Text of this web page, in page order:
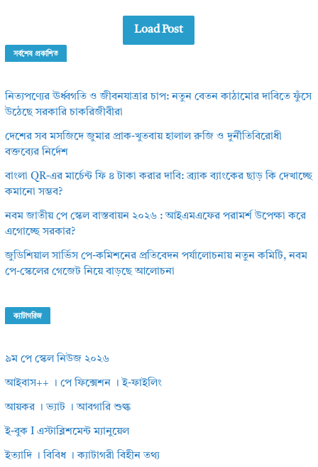
Load Post
সর্বশেষ প্রকাশিত
নিত্যপণ্যের ঊর্ধ্বগতি ও জীবনযাত্রার চাপ: নতুন বেতন কাঠামোর দাবিতে ফুঁসে
উঠেছে সরকারি চাকরিজীবীরা
দেশের সব মসজিদে জুমার প্রাক-খুতবায় হালাল রুজি ও দুর্নীতিবিরোধী
বক্তব্যের নির্দেশ
বাংলা QR-এর মার্চেন্ট ফি ৪ টাকা করার দাবি: ব্র্যাক ব্যাংকের ছাড় কি দেখাচ্ছে
কমানো সম্ভব?
নবম জাতীয় পে স্কেল বাস্তবায়ন ২০২৬ : আইএমএফের পরামর্শ উপেক্ষা করে
এগোচ্ছে সরকার?
জুডিশিয়াল সার্ভিস পে-কমিশনের প্রতিবেদন পর্যালোচনায় নতুন কমিটি, নবম
পে-স্কেলের গেজেট নিয়ে বাড়ছে আলোচনা
ক্যাটাগরিজ
৯ম পে স্কেল নিউজ ২০২৬
আইবাস++ । পে ফিক্সেশন । ই-ফাইলিং
আয়কর । ভ্যাট । আবগারি শুল্ক
ই-বুক I এস্টাব্লিশমেন্ট ম্যানুয়েল
ইত্যাদি । বিবিধ । ক্যাটাগরী বিহীন তথ্য